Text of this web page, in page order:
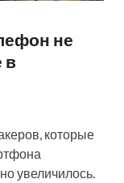
не
в
которые
увеличилось.